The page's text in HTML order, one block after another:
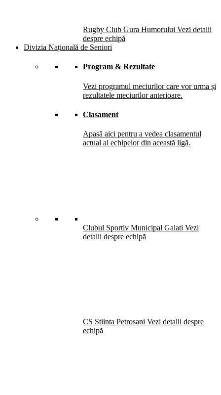
Rugby Club Gura Humorului Vezi detalii
despre echipă
Divizia Națională de Seniori
Program & Rezultate
Vezi programul meciurilor care vor urma și
rezultatele meciurilor anterioare.
Clasament
Apasă aici pentru a vedea clasamentul
actual al echipelor din această ligă.
Clubul Sportiv Municipal Galati Vezi
detalii despre echipă
CS Stiinta Petrosani Vezi detalii despre
echipă